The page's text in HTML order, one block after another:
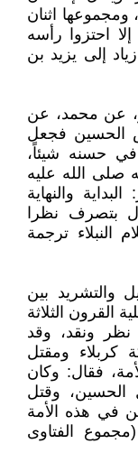
اثنان
احتزوا رأسه
إلى يزيد بن
عن محمد، عن
الحسين فجعل
حسنه شيئاً،
صلى الله عليه
والنهاية
بتصرف نظرا
النبلاء ترجمة
والتشريد بين
القرون الثلاثة
نظر ونقد، وقد
كربلاء ومقتل
فقال: وكان
الحسين، وقتل
في هذه الأمة
الفتاوى